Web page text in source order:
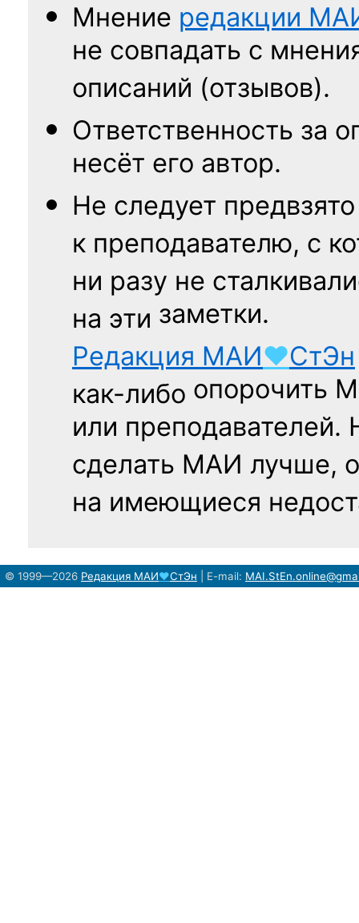
Мнение редакции
не совпадать с
описаний (отзывов).
Ответственность за
несёт его автор.
Не следует
к преподавателю, с
ни разу не
на эти заметки.
Редакция МАИ♥СтЭн
как-либо опорочить
или
сделать МАИ лучше,
на имеющиеся
© 1999—2026 Редакция МАИ♥СтЭн E-mail: